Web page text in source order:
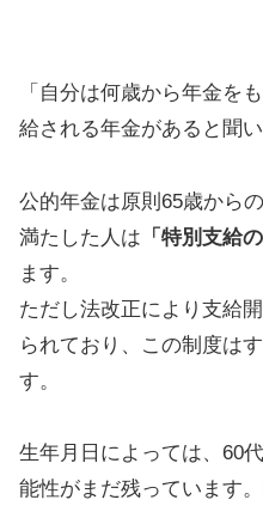
「自分は何歳から年金を
給される年金があると聞
公的年金は原則65歳から
満たした人は 「特別支給
ます。
ただし法改正により支給
られており、この制度は
す。
生年月日によっては、60
能性がまだ残っています。